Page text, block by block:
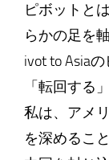
ピボットと
らかの足を
ivot to Asia
「転回する
私は、アメ
を深めるこ